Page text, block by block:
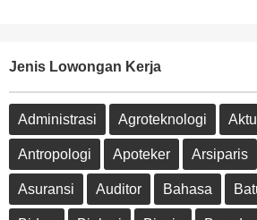
Jenis Lowongan Kerja
Administrasi Agroteknologi
Antropologi Apoteker Arsiparis
Asuransi Auditor Bahasa